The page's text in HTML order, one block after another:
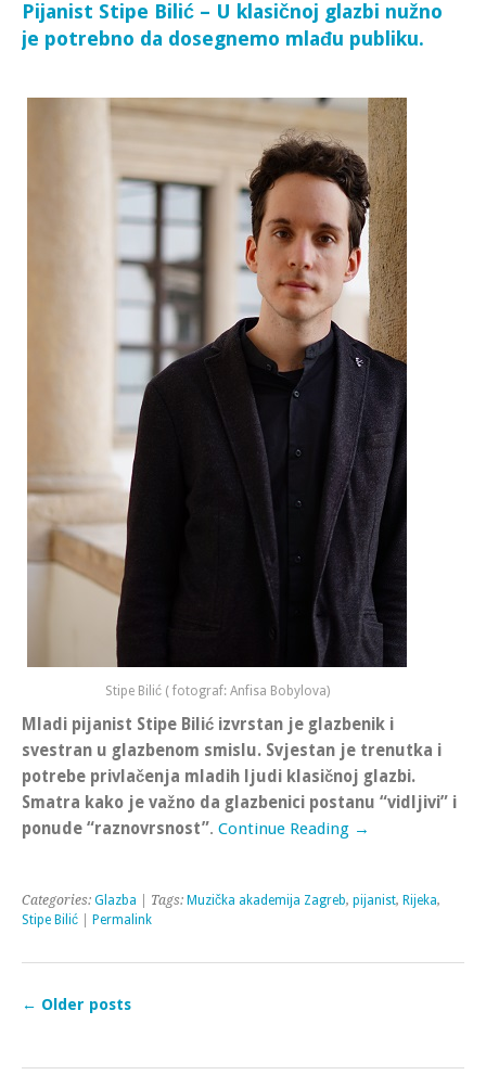
Pijanist Stipe Bilić – U klasičnoj glazbi nužno
je potrebno da dosegnemo mlađu publiku.
Stipe Bilić ( fotograf: Anfisa Bobylova)
Mladi pijanist Stipe Bilić izvrstan je glazbenik i
svestran u glazbenom smislu. Svjestan je trenutka i
potrebe privlačenja mladih ljudi klasičnoj glazbi.
Smatra kako je važno da glazbenici postanu “vidljivi” i
ponude “raznovrsnost”. Continue Reading →
Categories: Glazba | Tags: Muzička akademija Zagreb, pijanist, Rijeka,
Stipe Bilić
Permalink
← Older posts